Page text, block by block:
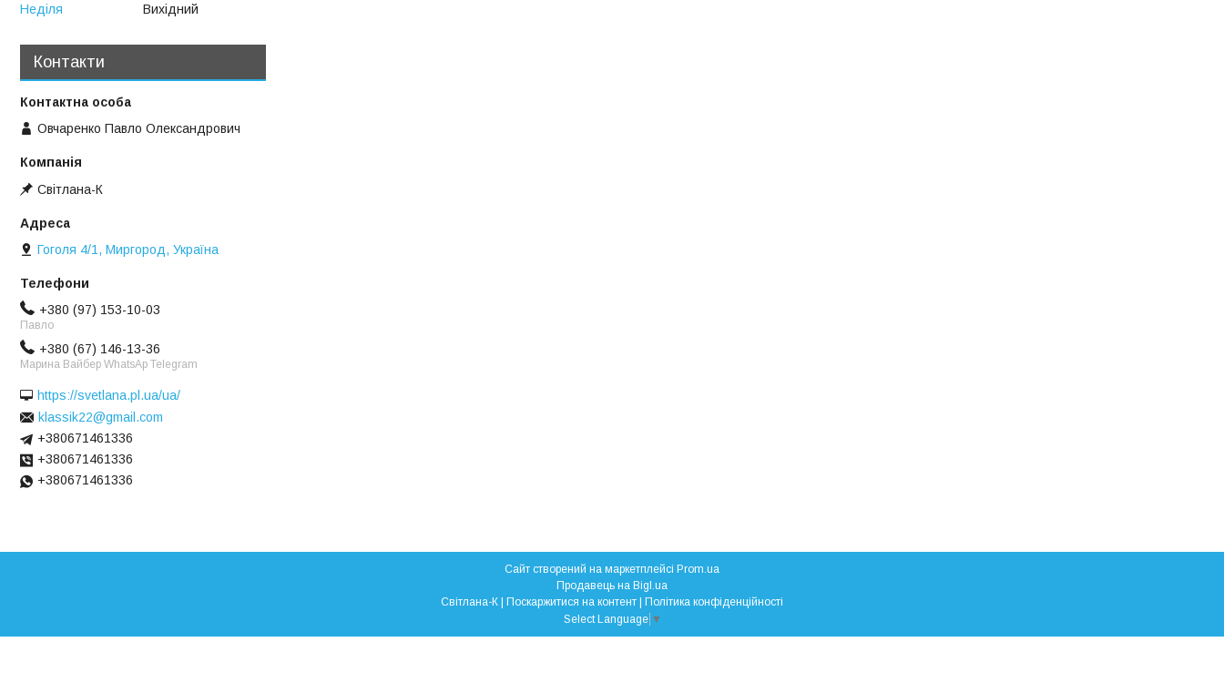
Неділя
Вихідний
Контакти
Овчаренко Павло Олександрович
Свiтлана-К
Гоголя 4/1, Миргород, Україна
+380 (97) 153-10-03
Павло
+380 (67) 146-13-36
Марина Вайбер WhatsAp Telegram
https://svetlana.pl.ua/ua/
klassik22@gmail.com
+380671461336
+380671461336
+380671461336
Сайт створений на маркетплейсі Prom.ua
Продавець на Bigl.ua
Поскаржитися на контент
Політика конфіденційності
Select Language ▼